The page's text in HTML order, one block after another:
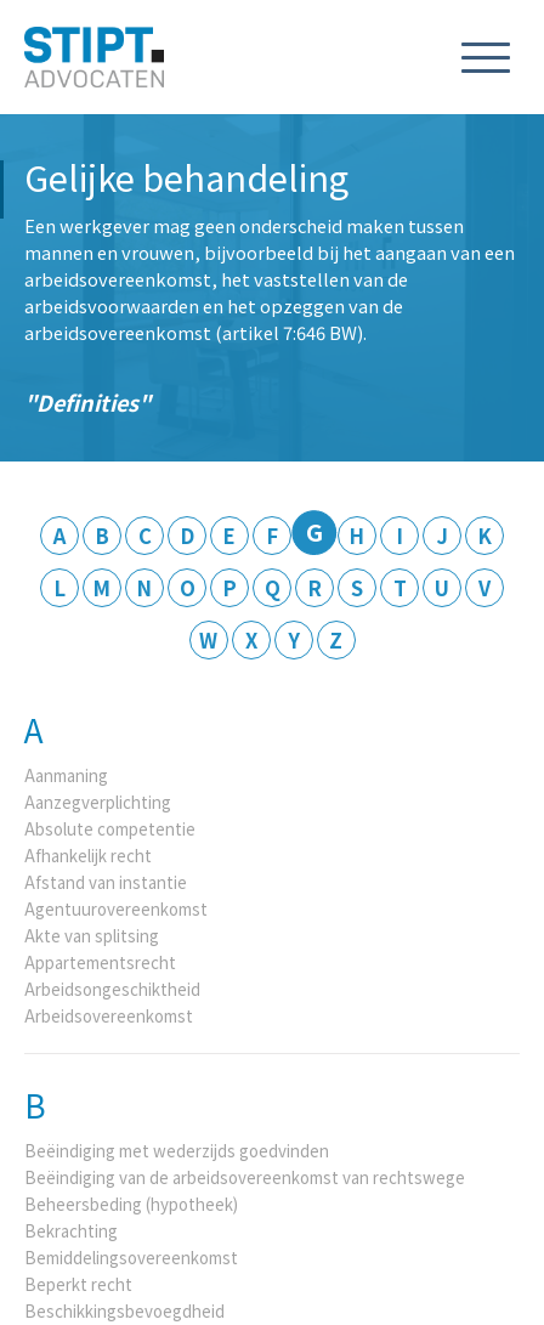
Gelijke behandeling
Een werkgever mag geen onderscheid maken tussen
mannen en vrouwen, bijvoorbeeld bij het aangaan van een
arbeidsovereenkomst, het vaststellen van de
arbeidsvoorwaarden en het opzeggen van de
arbeidsovereenkomst (artikel 7:646 BW).
Definities
A B C D E F G H I J
K
L
M N O P Q R S T U
V
W
X Y Z
A
Aanmaning
Aanzegverplichting
Absolute competentie
Afhankelijk recht
Afstand van instantie
Agentuurovereenkomst
Akte van splitsing
Appartementsrecht
Arbeidsongeschiktheid
Arbeidsovereenkomst
B
Beëindiging met wederzijds goedvinden
Beëindiging van de arbeidsovereenkomst van rechtswege
Beheersbeding (hypotheek)
Bekrachting
Bemiddelingsovereenkomst
Beperkt recht
Beschikkingsbevoegdheid